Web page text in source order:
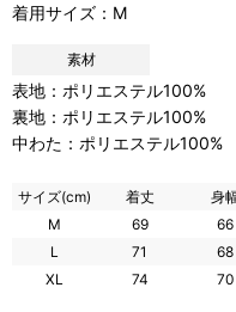
着用サイズ：M
素材
表地：ポリエステル100%
裏地：ポリエステル100%
中わた：ポリエステル100%
サイズ(cm) 着丈 身
M
69 66
L
71 68
XL
74 70